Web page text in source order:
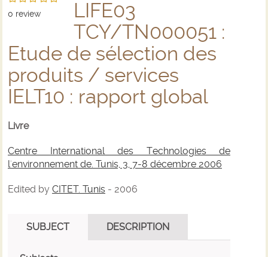
0 review
LIFE03
TCY/TN000051 :
Etude de sélection des
produits / services
IELT10 : rapport global
Livre
Centre International des Technologies de
l'environnement de. Tunis, 3, 7-8 décembre 2006
Edited by CITET. Tunis - 2006
SUBJECT DESCRIPTION